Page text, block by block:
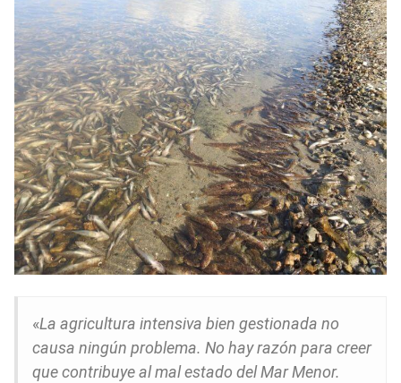
«La agricultura intensiva bien gestionada no
causa ningún problema. No hay razón para creer
que contribuye al mal estado del Mar Menor.